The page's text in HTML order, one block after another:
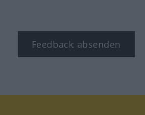
Feedback absenden